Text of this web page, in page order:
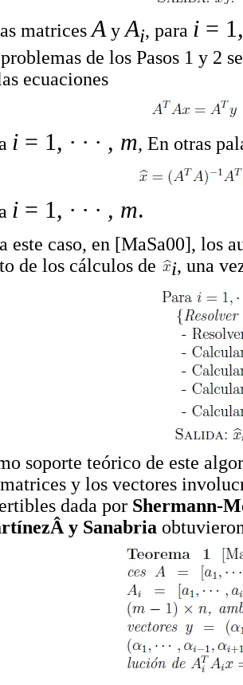
matrices A y Ai, para i = 1
de los Pasos 1 y 2
ecuaciones
i = 1, · · · , m, En otras
i = 1 , · · · , m.
este caso, en [MaSa00], los
de los cálculos de
i, una
soporte teórico de este
y los vectores
dada por Shermann-
y Sanabria